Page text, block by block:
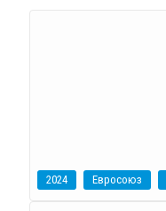
2024 Евросоюз